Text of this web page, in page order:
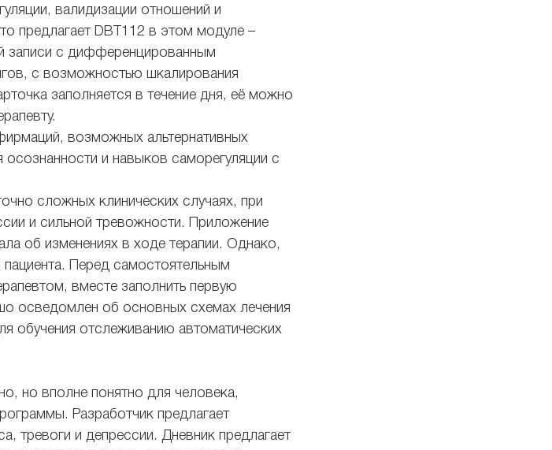
валидизации отношений и
предлагает DBT112 в этом модуле –
записи с дифференцированным
с возможностью шкалирования
заполняется в течение дня, её можно
возможных альтернативных
и навыков саморегуляции с
сложных клинических случаях, при
и сильной тревожности. Приложение
об изменениях в ходе терапии. Однако,
пациента. Перед самостоятельным
вместе заполнить первую
осведомлен об основных схемах лечения
обучения отслеживанию автоматических
но вполне понятно для человека,
Разработчик предлагает
тревоги и депрессии. Дневник предлагает